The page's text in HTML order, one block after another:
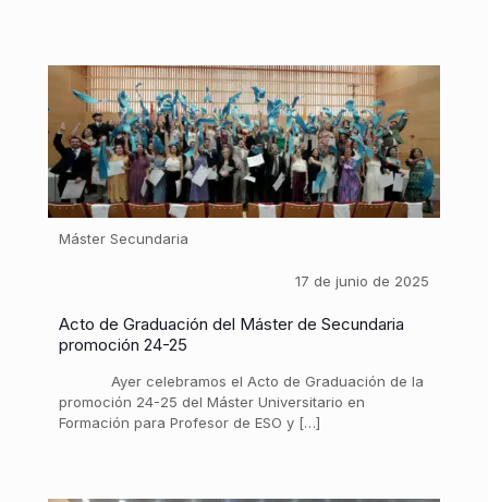
Máster Secundaria
17 de junio de 2025
Acto de Graduación del Máster de Secundaria
promoción 24-25
Ayer celebramos el Acto de Graduación de la
promoción 24-25 del Máster Universitario en
Formación para Profesor de ESO y […]